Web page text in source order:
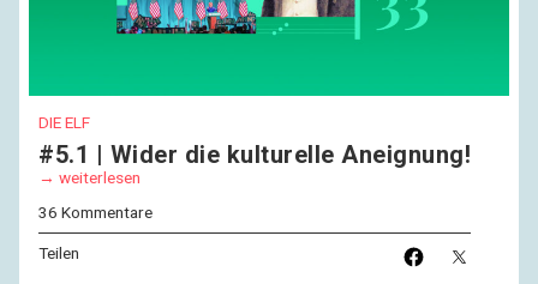
DIE ELF
#5.1 | Wider die kulturelle Aneignung!
weiterlesen
36 Kommentare
Teilen